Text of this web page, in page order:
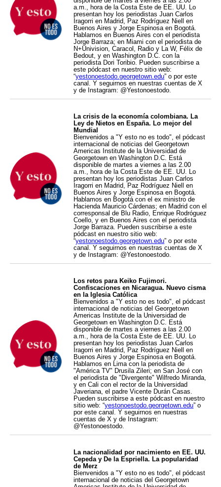
a.m., hora de la Costa Este de EE. UU. Lo
presentan hoy los periodistas Juan Carlos
Iragorri en Madrid, Paz Rodríguez Niell en
Buenos Aires y Jorge Espinosa en Bogotá.
Hablamos en Buenos Aires con el periodista
Jorge Barraza; en Miami con el periodista de
N+Univision, Caracol, Radio y La W, Félix de
Bedout, y en Washington D.C. con la
periodista Dori Toribio. Pueden suscribirse a
este pódcast en nuestro sitio web:
“yestonoestodo.georgetown.edu” o por este
canal. Y seguirnos en nuestras cuentas de X
y de Instagram: @Yestonoestodo.
La crisis de la economía colombiana. La
Ley de Nietos en España. Lo mejor del
Mundial
Bienvenidos a "Y esto no es todo", el pódcast
internacional de noticias del Georgetown
Americas Institute de la Universidad de
Georgetown en Washington D.C. Está
disponible de martes a viernes a las 2.00
a.m., hora de la Costa Este de EE. UU. Lo
presentan hoy los periodistas Juan Carlos
Iragorri en Madrid, Paz Rodríguez Niell en
Buenos Aires y Jorge Espinosa en Bogotá.
Hablamos en Bogotá con el ex ministro de
Hacienda Mauricio Cárdenas; en Madrid con el
corresponsal de Blu Radio, Enrique Rodróguez
Coello, y en Buenos Aires con el periodista
Jorge Barraza. Pueden suscribirse a este
pódcast en nuestro sitio web:
“yestonoestodo.georgetown.edu” o por este
canal. Y seguirnos en nuestras cuentas de X
y de Instagram: @Yestonoestodo.
Los retos para Keiko Fujimori.
Confiscaciones en Nicaragua. Nuevo cisma
en la Iglesia Católica
Bienvenidos a "Y esto no es todo", el pódcast
internacional de noticias del Georgetown
Americas Institute de la Universidad de
Georgetown en Washington D.C. Está
disponible de martes a viernes a las 2.00
a.m., hora de la Costa Este de EE. UU. Lo
presentan hoy los periodistas Juan Carlos
Iragorri en Madrid, Paz Rodríguez Niell en
Buenos Aires y Jorge Espinosa en Bogotá.
Hablamos en Lima con la periodista de
"América TV" Drusila Zileri; en San José con
el periodista de "Divergente" Wilfredo Miranda,
y en Cali con el rector de la Universidad
Javeriana, el padre Vicente Durán Casas.
Pueden suscribirse a este pódcast en nuestro
sitio web: “yestonoestodo.georgetown.edu” o
por este canal. Y seguirnos en nuestras
cuentas de X y de Instagram:
@Yestonoestodo.
La nacionalidad por nacimiento en EE. UU.
Cepeda y De la Espriella. La popularidad
de Merz
Bienvenidos a "Y esto no es todo", el pódcast
internacional de noticias del Georgetown